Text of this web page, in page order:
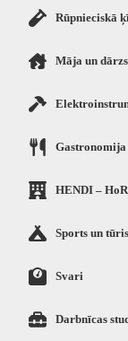
Rūpnieciskā
Māja un dārzs
Gastronomija
HENDI –
Sports un
Svari
Darbnīcas